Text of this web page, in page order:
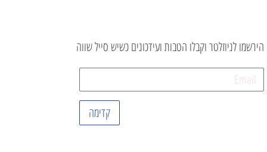
הירשמו לניוזלטר וקבלו הטבות ועידכונים כשיש סייל שווה
קדימה